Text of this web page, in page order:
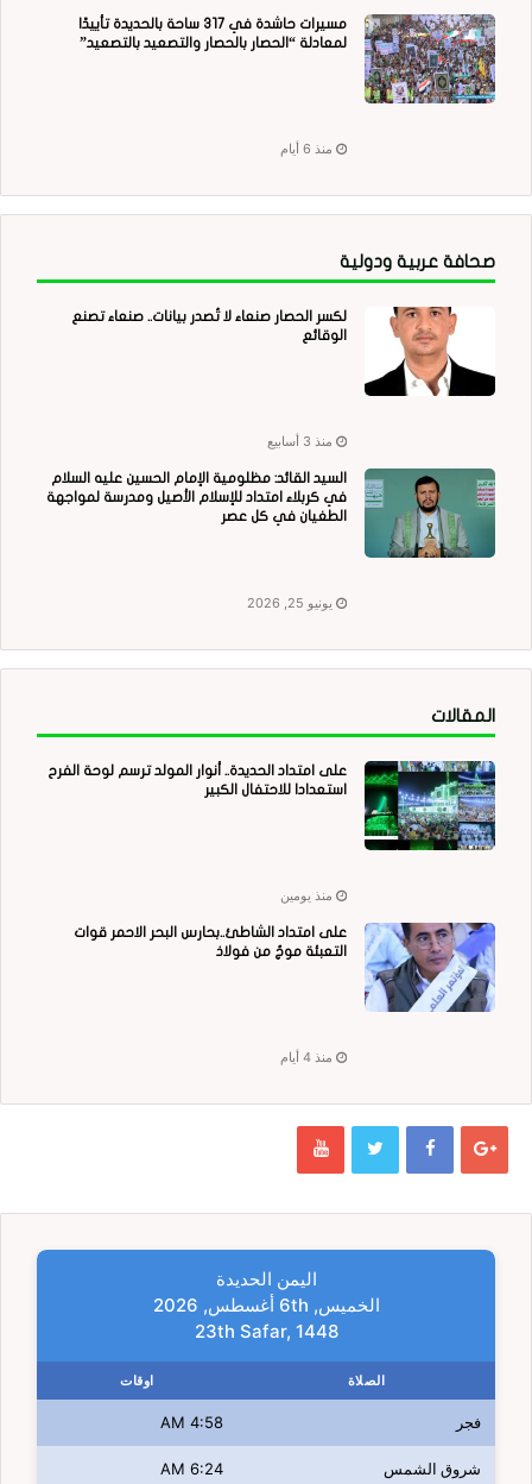
مسيرات حاشدة في 317 ساحة بالحديدة تأييدًا
لمعادلة “الحصار بالحصار والتصعيد بالتصعيد”
منذ 6 أيام
صحافة عربية ودولية
لكسر الحصار صنعاء لا تُصدر بيانات.. صنعاء تصنع
الوقائع
منذ 3 أسابيع
السيد القائد: مظلومية الإمام الحسين عليه السلام
في كربلاء امتداد للإسلام الأصيل ومدرسة لمواجهة
الطغيان في كل عصر
يونيو 25, 2026
المقالات
على امتداد الحديدة.. أنوار المولد ترسم لوحة الفرح
استعدادا للاحتفال الكبير
منذ يومين
على امتداد الشاطئ..بحارس البحر الاحمر قوات
التعبئة موجٌ من فولاذ
منذ 4 أيام
اليمن الحديدة
الخميس, 6th أغسطس, 2026
23th Safar, 1448
الصلاة اوقات
فجر 4:58 AM
شروق الشمس 6:24 AM